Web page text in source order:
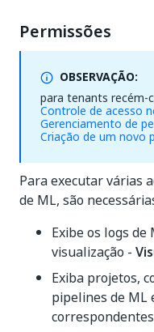
Permissões
OBSERVAÇÃO:
para tenants recém-
Controle de acesso
Gerenciamento de
Criação de um novo
Para executar várias
de ML, são
Exibe os logs de
visualização -
Exiba projetos,
pipelines de ML